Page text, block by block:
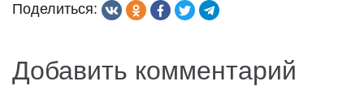
Поделиться:
Добавить комментарий